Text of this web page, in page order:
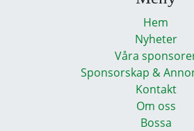
Hem
Nyheter
Våra
Sponsorskap &
Kontakt
Om oss
Bossa